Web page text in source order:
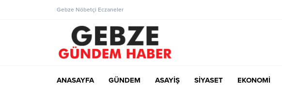
Gebze Nöbetçi Eczaneler
ANASAYFA GÜNDEM ASAYİŞ SİYASET EKONOMİ